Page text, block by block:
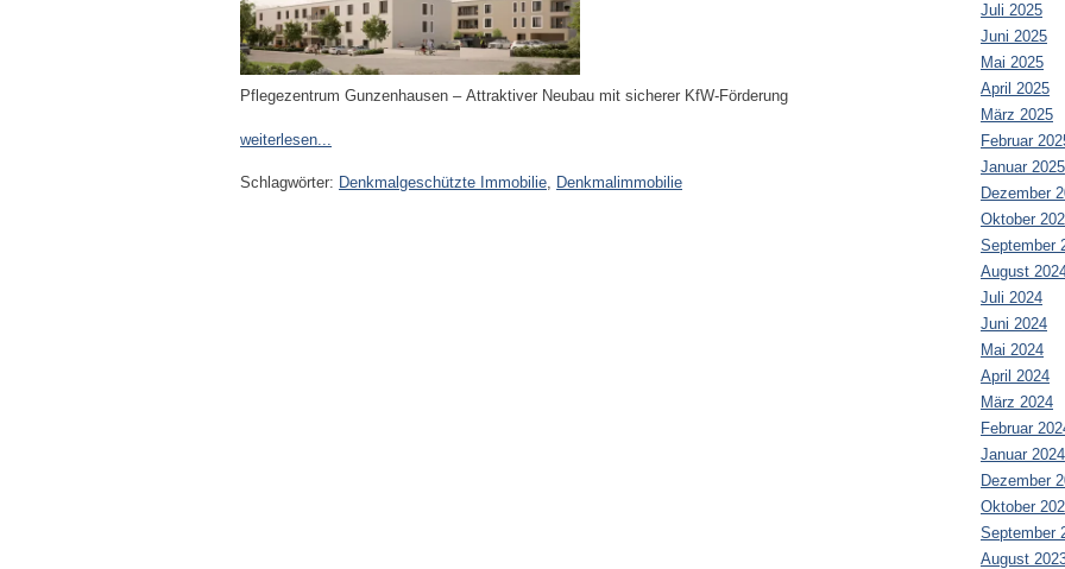
Pflegezentrum Gunzenhausen – Attraktiver Neubau mit sicherer KfW-Förderung
weiterlesen...
Schlagwörter: Denkmalgeschützte Immobilie, Denkmalimmobilie
Juli 2025
Juni 2025
Mai 2025
April 2025
März 2025
Februar
Januar 2025
Dezember
Oktober
September
August
Juli 2024
Juni 2024
Mai 2024
April 2024
März 2024
Februar
Januar 2024
Dezember
Oktober
September
August